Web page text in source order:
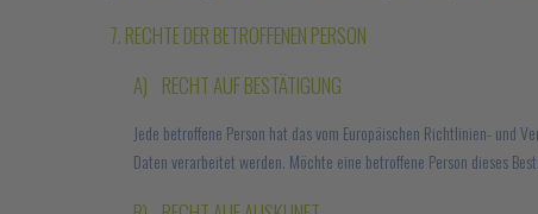
7. RECHTE DER BETROFFENEN PERSON
A) RECHT AUF BESTÄTIGUNG
Jede betroffene Person hat das vom Europäischen Richtlinien- und
Daten verarbeitet werden. Möchte eine betroffene Person dieses